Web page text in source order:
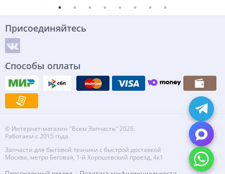
Присоединяйтесь
Способы оплаты
© Интернет-магазин "Всем Запчасть" 2026.
Работаем с 2015 года.
Запчасти для бытовой техники с быстрой доставкой
Москва, метро Беговая, 1-й Хорошевский проезд, 4к1